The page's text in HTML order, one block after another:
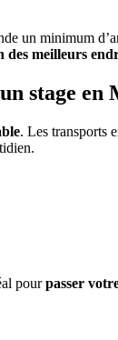
un minimum
des meilleurs
stage
. Les transports
pourpasser